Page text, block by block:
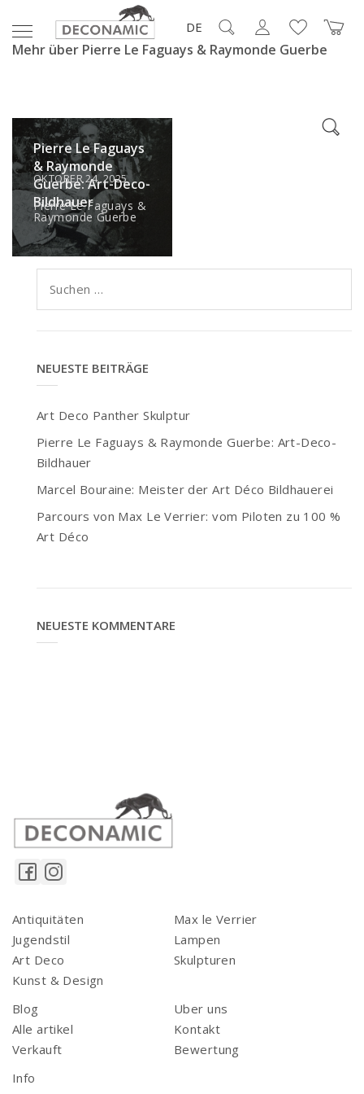
DE
Mehr über Pierre Le Faguays & Raymonde Guerbe
Pierre Le Faguays
& Raymonde
Guerbe: Art-Deco-
Bildhauer
OKTOBER 24, 2025
Pierre Le Faguays &
Raymonde Guerbe
nach:
NEUESTE BEITRÄGE
Art Deco Panther Skulptur
Pierre Le Faguays & Raymonde Guerbe: Art-Deco-
Bildhauer
Marcel Bouraine: Meister der Art Déco Bildhauerei
Parcours von Max Le Verrier: vom Piloten zu 100 %
Art Déco
NEUESTE KOMMENTARE
Antiquitäten
Jugendstil
Art Deco
Kunst & Design
Max le Verrier
Lampen
Skulpturen
Blog
Alle artikel
Verkauft
Uber uns
Kontakt
Bewertung
Info